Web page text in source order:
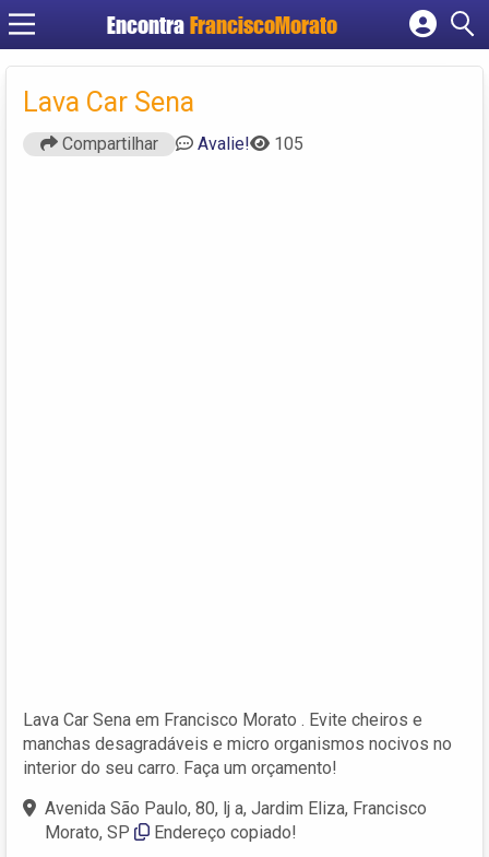
Encontra FranciscoMorato
Cadastrar empresa
Lava Car Sena
Compartilhar Avalie! 105
Lava Car Sena em Francisco Morato . Evite cheiros e
manchas desagradáveis e micro organismos nocivos no
interior do seu carro. Faça um orçamento!
Avenida São Paulo, 80, lj a, Jardim Eliza, Francisco
Morato, SP
Endereço copiado!